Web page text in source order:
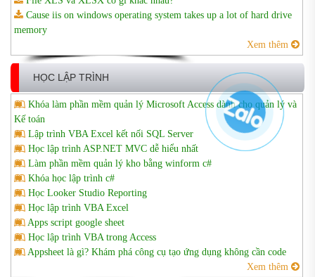
Cause iis on windows operating system takes up a lot of hard drive
memory
Xem thêm
HỌC LẬP TRÌNH
Khóa làm phần mềm quản lý Microsoft Access dành cho quản lý và
Kế toán
Lập trình VBA Excel kết nối SQL Server
Học lập trình ASP.NET MVC dễ hiểu nhất
Làm phần mềm quản lý kho bằng winform c#
Khóa học lập trình c#
Học Looker Studio Reporting
Học lập trình VBA Excel
Apps script google sheet
Học lập trình VBA trong Access
Appsheet là gì? Khám phá công cụ tạo ứng dụng không cần code
Xem thêm